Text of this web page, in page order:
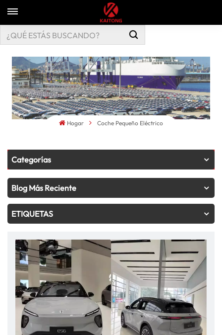
Hogar Coche Pequeño Eléctrico
Categorías
Blog Más Reciente
ETIQUETAS